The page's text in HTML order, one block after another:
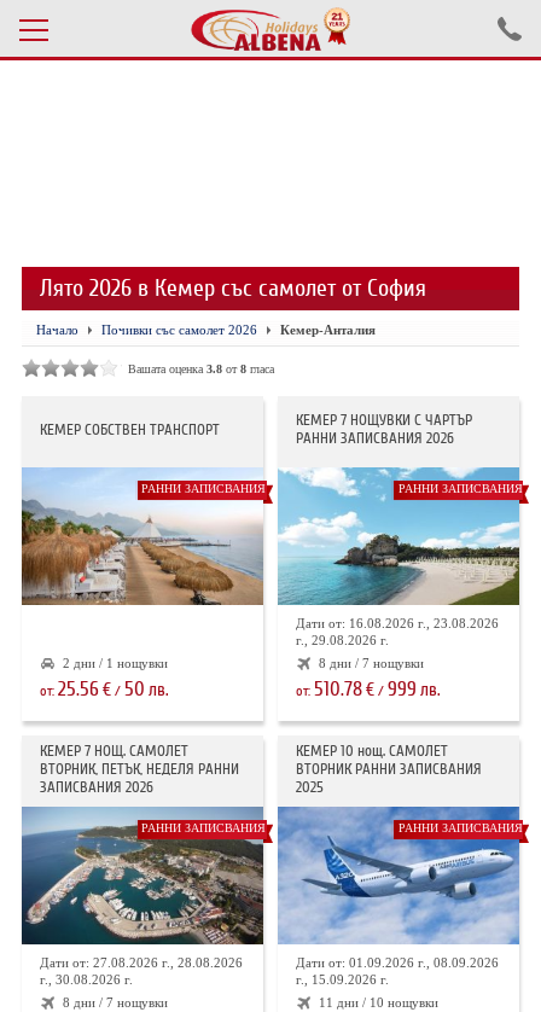
ЕКСКУРЗИИ САМОЛЕТ
ЕКСКУРЗИИ АВТОБУС
ТУРЦИЯ С КОЛА
ХОТЕЛИ В ГЪРЦИЯ
НОВА ГОДИНА 2027
ХОТЕЛИ В АЛБАНИЯ
ЗА НАС
КОНТАКТИ
ОБЩИ УСЛОВИЯ ПАКЕТНИ
ПЪТУВАНИЯ
ПОЛИТИКА ЗА ПОВЕРИТЕЛНОСТ
Лято 2026 в Кемер със самолет от София
Начало Почивки със самолет 2026 Кемер-Анталия
Вашата оценка 3.8от8гласа
КЕМЕР СОБСТВЕН ТРАНСПОРТ
РАННИ ЗАПИСВАНИЯ
2 дни / 1 нощувки
от: 25.56€/ 50 лв.
КЕМЕР 7 НОЩУВКИ С ЧАРТЪР
РАННИ ЗАПИСВАНИЯ 2026
РАННИ ЗАПИСВАНИЯ
Дати от: 16.08.2026 г., 23.08.2026
г., 29.08.2026 г.
8 дни / 7 нощувки
от:510.78€ /999 лв.
КЕМЕР 7 НОЩ. САМОЛЕТ
ВТОРНИК, ПЕТЪК, НЕДЕЛЯ РАННИ
ЗАПИСВАНИЯ 2026
РАННИ ЗАПИСВАНИЯ
Дати от: 27.08.2026 г., 28.08.2026
г., 30.08.2026 г.
8 дни / 7 нощувки
КЕМЕР 10 нощ. САМОЛЕТ
ВТОРНИК РАННИ ЗАПИСВАНИЯ
2025
РАННИ ЗАПИСВАНИЯ
Дати от: 01.09.2026 г., 08.09.2026
г., 15.09.2026 г.
11 дни / 10 нощувки